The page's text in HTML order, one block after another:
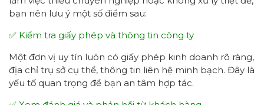
bạn nên lưu ý một số điểm sau:
✅ Kiểm tra giấy phép và thông tin công ty
Một đơn vị uy tín luôn có giấy phép kinh doanh rõ ràng,
địa chỉ trụ sở cụ thể, thông tin liên hệ minh bạch. Đây là
yếu tố quan trọng để bạn an tâm hợp tác.